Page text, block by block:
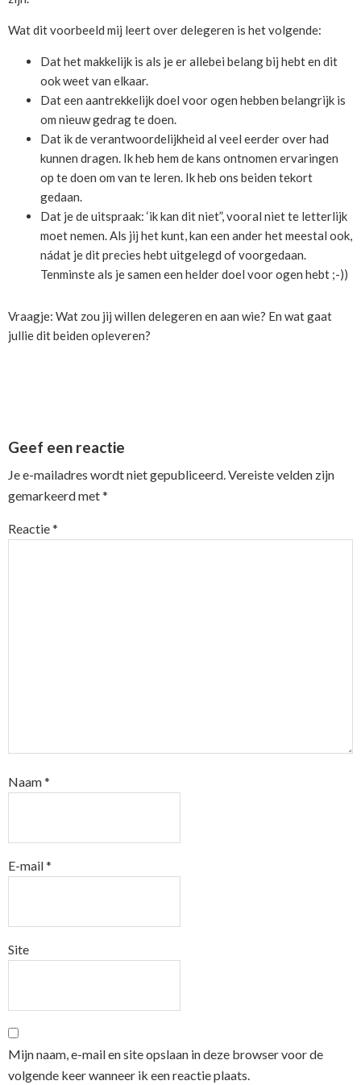
Wat dit voorbeeld mij leert over delegeren is het volgende:
Dat het makkelijk is als je er allebei belang bij hebt en dit
ook weet van elkaar.
Dat een aantrekkelijk doel voor ogen hebben belangrijk is
om nieuw gedrag te doen.
Dat ik de verantwoordelijkheid al veel eerder over had
kunnen dragen. Ik heb hem de kans ontnomen ervaringen
op te doen om van te leren. Ik heb ons beiden tekort
gedaan.
Dat je de uitspraak: ‘ik kan dit niet”, vooral niet te letterlijk
moet nemen. Als jij het kunt, kan een ander het meestal ook,
nádat je dit precies hebt uitgelegd of voorgedaan.
Tenminste als je samen een helder doel voor ogen hebt ;-))
Vraagje: Wat zou jij willen delegeren en aan wie? En wat gaat
jullie dit beiden opleveren?
Interactions
Geef een reactie
Je e-mailadres wordt niet gepubliceerd.Vereiste velden zijn
gemarkeerd met*
Reactie*
Naam*
E-mail*
Site
Mijn naam, e-mail en site opslaan in deze browser voor de
volgende keer wanneer ik een reactie plaats.